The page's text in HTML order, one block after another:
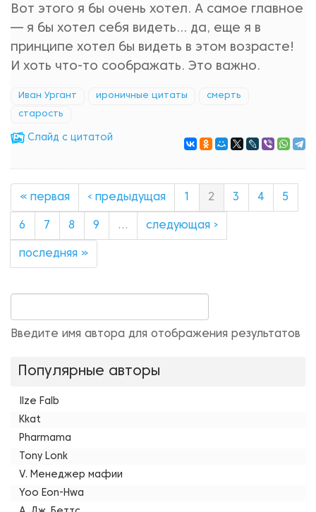
Вот этого я бы очень хотел. А самое главное
— я бы хотел себя видеть… да, еще я в
принципе хотел бы видеть в этом возрасте!
И хоть что-то соображать. Это важно.
Иван Ургант ироничные цитаты смерть
старость
Cлайд с цитатой
« первая ‹ предыдущая 2 3 4 5
6 7 8 9 … следующая ›
последняя »
Введите имя автора для отображения результатов
Популярные авторы
Ilze Falb
Kkat
Pharmama
Tony Lonk
V. Менеджер мафии
Yoo Eon-Hwa